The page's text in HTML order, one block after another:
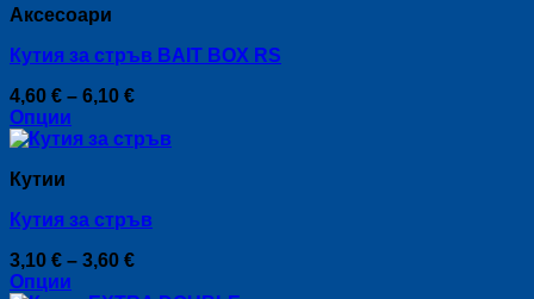
on
the
product
page
Аксесоари
Кутия за стръв BAIT BOX RS
4,60 € – 6,10 €Price
4,60 €
Опции
This
has
variants.
options
may
Кутии
Кутия за стръв
3,10 € – 3,60 €Price
Опции